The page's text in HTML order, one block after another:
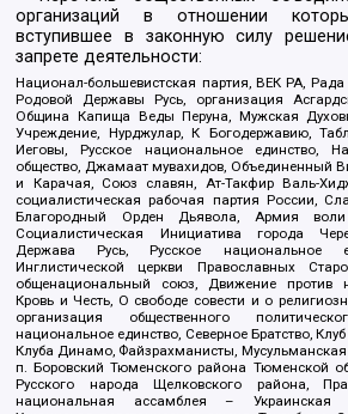
организаций в отношении
вступившее в законную силу
запрете деятельности:
Национал-большевистская партия, ВЕК РА,
Родовой Державы Русь, организация
Община Капища Веды Перуна, Мужская
Учреждение, Нурджулар, К Богодержавию,
Иеговы, Русское национальное единство,
общество, Джамаат мувахидов, Объединенный
и Карачая, Союз славян, Ат-Такфир Валь-
социалистическая рабочая партия России,
Благородный Орден Дьявола, Армия
Социалистическая Инициатива города
Держава Русь, Русское национальное
Инглистической церкви Православных
общенациональный союз, Движение против
Кровь и Честь, О свободе совести и о
организация общественного
национальное единство, Северное Братство,
Клуба Динамо, Файзрахманисты,
п. Боровский Тюменского района Тюменской
Русского народа Щелковского района,
национальная ассамблея – Украинская